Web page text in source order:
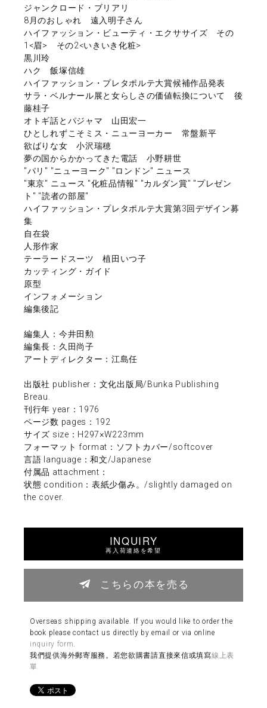
ジャンクロード・ブリアリ
8月のおしゃれ 遠入明子さん
ハイファッション・ビューティ・エクササイズ その
1<眉> その2<いきいき化粧>
黒川玲
ハク 飯塚信雄
ハイファッション・プレタポルテ大賞候補作品発表
サラ・ベルナール展と女らしさの価値転換について 後
藤桂子
オトギ話とパジャマ 山田宏一
ひとしれずこそミス・ニューヨーカー 常盤新平
欲ばりな女 小沢瑞穂
夢の国からかかってきた電話 小野耕世
"パリ" "ニューヨーク" "ロンドン" ニュース
"東京" ニュース "化粧品情報" "カルダン賞" "プレゼン
ト" "読者の部屋"
ハイファッション・プレタポルテ大賞第3回デザイン募
集
自在袋
人形作家
テーラードスーツ 植田いつ子
カッティング・ガイド
原型
インフォメーション
編集後記
編集人：今井田勲
編集長：久田尚子
アートディレクター：江島任
出版社 publisher：文化出版局/Bunka Publishing
Breau.
刊行年 year：1976
ページ数 pages：192
サイズ size：H297×W223mm
フォーマット format：ソフトカバー/softcover
言語 language：和文/Japanese
付属品 attachment：
状態 condition：表紙少傷み。/slightly damaged on
the cover.
INQUIRY
再入荷連絡を希望
こちらの本を売る
Overseas shipping available. If you would like to order the
book please contact us directly by email or via online
inquiry form.
我們提供海外郵寄服務。若您欲購書請直接來信或填寫線上表
單